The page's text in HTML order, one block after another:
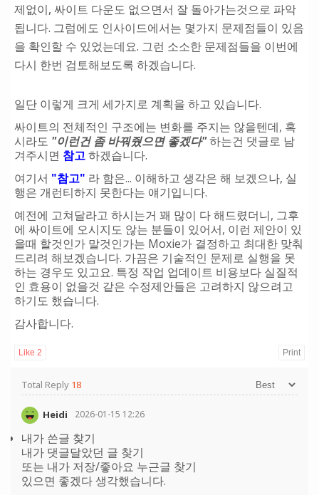
제없이, 싸이트 다운도 없으면서 잘 돌아가는것으로 파악
됩니다. 그럼에도 인사이드에서는 몇가지 문제점들이 있음
을 확인할 수 있었는데요. 그런 소소한 문제점들을 이번에
다시 한번 검토해보도록 하겠습니다.
일단 이렇게 크게 세가지로 계획을 하고 있습니다.
싸이트의 전체적인 구조에는 변화를 주지는 않을텐데, 혹
시라도 "이런건 좀 바꿔줬으면 좋겠다"하는건 댓글로 남
겨주시면 참고하겠습니다.
여기서 "참고" 라 함은... 이해하고 생각은 해 보겠으나, 실
행은 개런티하지 못한다는 얘기입니다.
예전에 고쳐달라고 하시는거 꽤 많이 다 해드렸더니, 그후
에 싸이트에 오시지도 않는 분들이 있어서, 이런 제안이 있
을때 할것인가 말것인가는 Moxie가 결정하고 최대한 맞춰
드리려 해보겠습니다. 가끔은 기술적인 문제로 실행을 못
하는 경우도 있고요. 특정 작업 업데이트 비용보다 실질적
인 효용이 없을것 같은 수정제안들은 고려하지 않으려고
하기도 했습니다.
감사합니다.
Like 2 Print
Total Reply 18
Heidi 2026-01-15 12:26
내가 쓴글 찾기
내가 댓글달았던 글 찾기
또는 내가 저장/좋아요 누근글 찾기
있으면 좋겠다 생각했습니다.